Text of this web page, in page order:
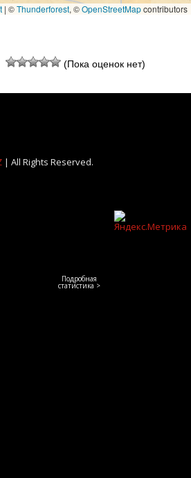
| ©Thunderforest, ©OpenStreetMapcontributors
(Пока оценок нет)
| All Rights Reserved.
Подробная
статистика >